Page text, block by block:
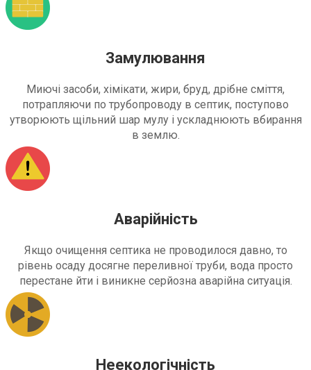
Замулювання
Миючі засоби, хімікати, жири, бруд, дрібне сміття,
потрапляючи по трубопроводу в септик, поступово
утворюють щільний шар мулу і ускладнюють вбирання
в землю.
Аварійність
Якщо очищення септика не проводилося давно, то
рівень осаду досягне переливної труби, вода просто
перестане йти і виникне серйозна аварійна ситуація.
Неекологічність